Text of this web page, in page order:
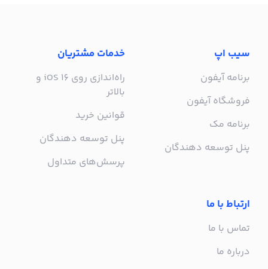
سیب اپ
برنامه آیفون
فروشگاه آیفون
برنامه مک
پنل توسعه دهندگان
خدمات مشتریان
راه‌اندازی روی iOS 16 و
بالاتر
قوانین خرید
پنل توسعه دهندگان
پرسش‌های متداول
ارتباط با ما
تماس با ما
درباره ما